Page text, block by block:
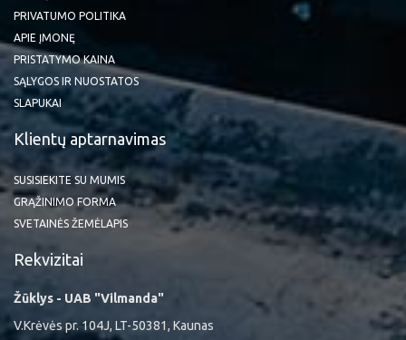
PRIVATUMO POLITIKA
APIE ĮMONĘ
PRISTATYMO KAINA
SĄLYGOS IR NUOSTATOS
SLAPUKAI
Klientų aptarnavimas
SUSISIEKITE SU MUMIS
GRĄŽINIMO FORMA
SVETAINĖS ŽEMĖLAPIS
Rekvizitai
Žūklys - UAB "Vilmanda"
V.Krėvės pr. 104J, LT-50381, Kaunas